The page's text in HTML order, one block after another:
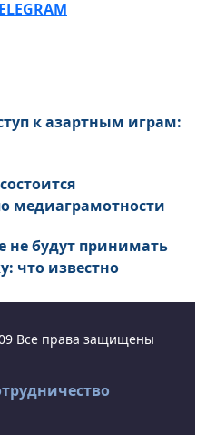
к азартным играм:
медиаграмотности
не будут принимать
что известно
Все права защищены